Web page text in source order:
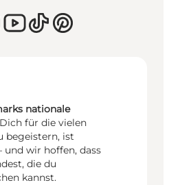
nationale
Dich für die vielen
begeistern, ist
und wir hoffen, dass
die du
kannst.